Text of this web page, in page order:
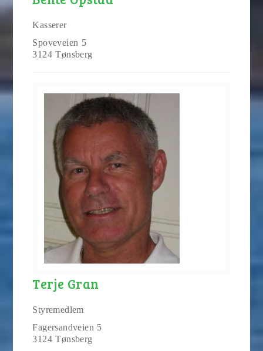
Kasserer
Spoveveien 5
3124 Tønsberg
Terje Gran
Styremedlem
Fagersandveien 5
3124 Tønsberg